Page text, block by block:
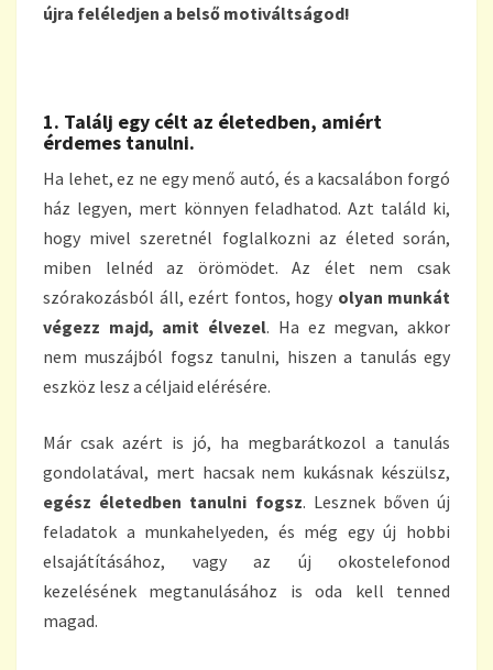
újra feléledjen a belső motiváltságod!
1. Találj egy célt az életedben, amiért
érdemes tanulni.
Ha lehet, ez ne egy menő autó, és a kacsalábon forgó
ház legyen, mert könnyen feladhatod. Azt találd ki,
hogy mivel szeretnél foglalkozni az életed során,
miben lelnéd az örömödet. Az élet nem csak
szórakozásból áll, ezért fontos, hogy olyan munkát
végezz majd, amit élvezel. Ha ez megvan, akkor
nem muszájból fogsz tanulni, hiszen a tanulás egy
eszköz lesz a céljaid elérésére.
Már csak azért is jó, ha megbarátkozol a tanulás
gondolatával, mert hacsak nem kukásnak készülsz,
egész életedben tanulni fogsz. Lesznek bőven új
feladatok a munkahelyeden, és még egy új hobbi
elsajátításához, vagy az új okostelefonod
kezelésének megtanulásához is oda kell tenned
magad.